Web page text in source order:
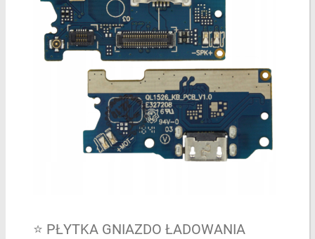
⭐ PŁYTKA GNIAZDO ŁADOWANIA